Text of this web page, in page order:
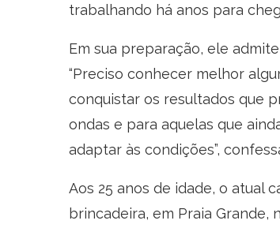
trabalhando há anos para
Em sua preparação, ele
“Preciso conhecer melhor
conquistar os resultados que
ondas e para aquelas que
adaptar às condições”,
Aos 25 anos de idade, o atual
brincadeira, em Praia Grande,